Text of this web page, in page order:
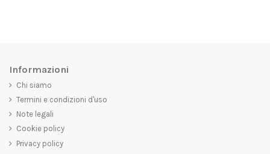
Informazioni
Chi siamo
Termini e condizioni d'uso
Note legali
Cookie policy
Privacy policy